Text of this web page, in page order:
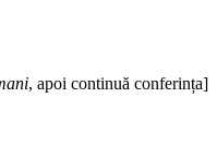
, apoi continuă conferința]